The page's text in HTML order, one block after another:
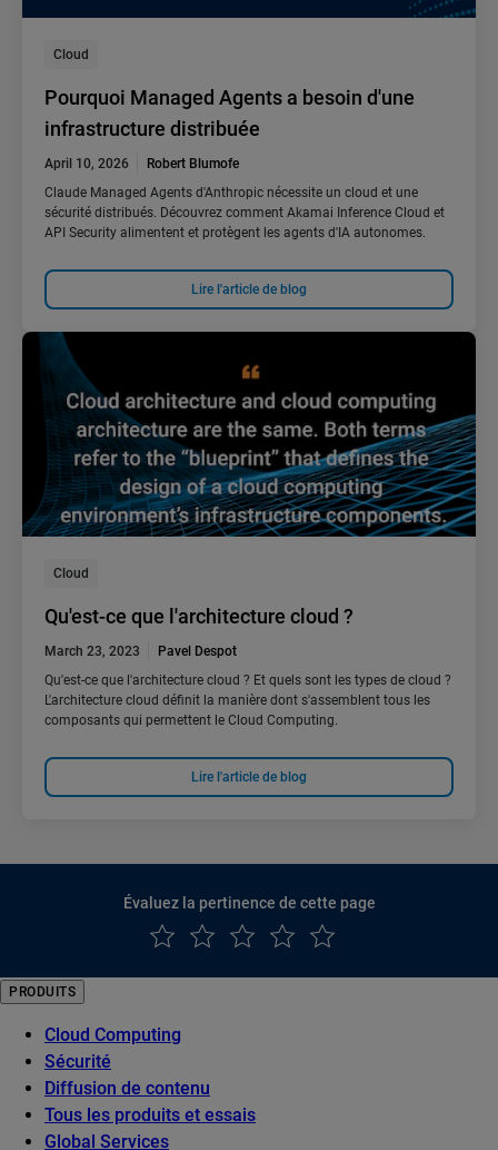
Cloud
Pourquoi Managed Agents a besoin d'une
infrastructure distribuée
April 10, 2026
Robert Blumofe
Claude Managed Agents d'Anthropic nécessite un cloud et une
sécurité distribués. Découvrez comment Akamai Inference Cloud et
API Security alimentent et protègent les agents d'IA autonomes.
Lire l'article de blog
Cloud
Qu'est-ce que l'architecture cloud ?
March 23, 2023
Pavel Despot
Qu'est-ce que l'architecture cloud ? Et quels sont les types de cloud ?
L'architecture cloud définit la manière dont s'assemblent tous les
composants qui permettent le Cloud Computing.
Lire l'article de blog
Évaluez la pertinence de cette page
PRODUITS
Cloud Computing
Sécurité
Diffusion de contenu
Tous les produits et essais
Global Services